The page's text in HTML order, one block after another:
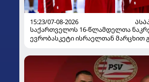
15:23/07-08-2026
საქართველოს 16-წლამდელთა
ევრობასკეტი ისრაელთან მარცხით